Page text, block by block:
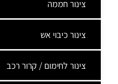
צינור חממה
צינור כיבוי אש
צינור לחימום / קרור רכב